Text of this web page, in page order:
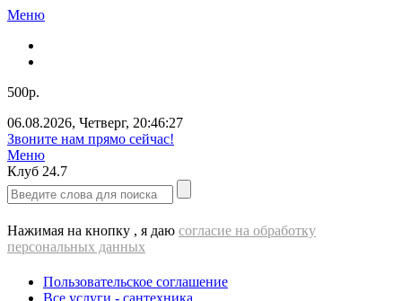
Меню
500р.
06.08.2026, Четверг, 20:46:27
Звоните нам прямо сейчас!
Меню
Клуб 24.7
Нажимая на кнопку , я даю согласие на обработку
персональных данных
Пользовательское соглашение
Все услуги - cантехника